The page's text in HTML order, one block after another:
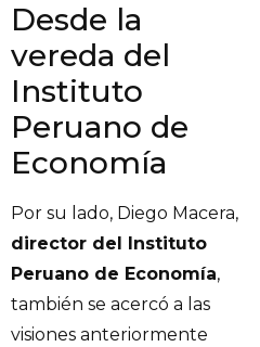
Desde la
vereda del
Instituto
Peruano de
Economía
Por su lado, Diego Macera,
director del Instituto
Peruano de Economía,
también se acercó a las
visiones anteriormente